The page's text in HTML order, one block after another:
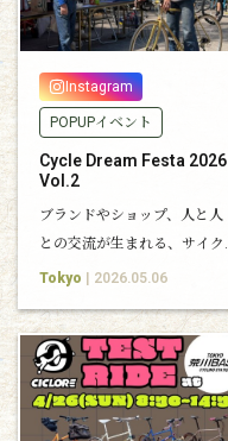
Instagram
POPUPイベント
Cycle Dream Festa 2026
Vol.2
ブランドやショップ、人と人
との交流が生まれる、サイク
ルイベントならではの一日と
Tokyo | 2026.05.06